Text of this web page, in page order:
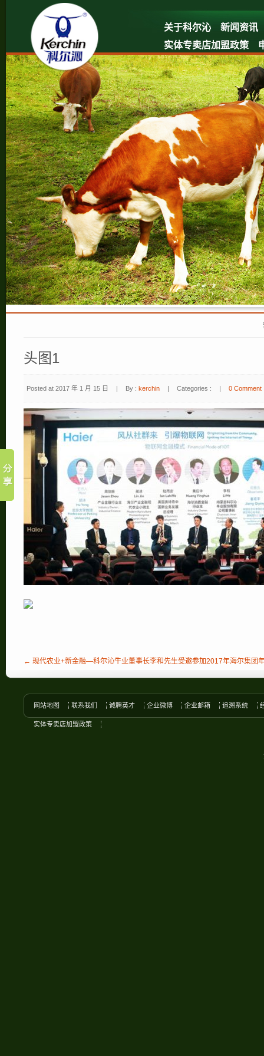
关于科尔沁
新闻资讯
实体专卖店加盟政策
头图1
Posted at 2017 年 1 月 15 日 | By : kerchin | Categories : | 0 Comment
← 现代农业+新金融—科尔沁牛业董事长李和先生受邀参加2017年海尔集团
网站地图 联系我们 诚聘英才 企业微博 企业邮箱 追溯系统
实体专卖店加盟政策